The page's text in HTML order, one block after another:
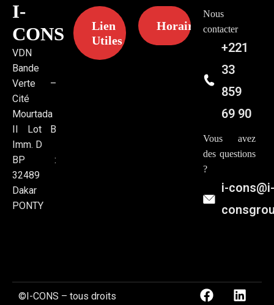
I-
CONS
VDN
Bande
Verte –
Cité
Mourtada
II Lot B
Imm. D
BP :
32489
Dakar
PONTY
Lien
Utiles
Horaires
Nous
contacter
+221
33
859
69 90
Vous avez
des questions
?
i-
©I-CONS – tous droits